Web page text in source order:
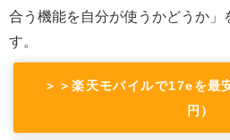
合う機能を自分が使うかどうか」
す。
＞＞楽天モバイルで17eを最
円）